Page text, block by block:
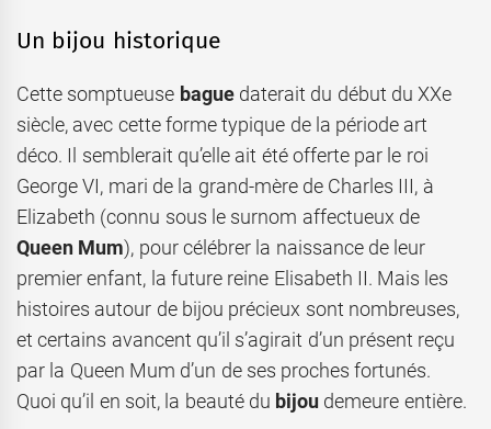
Un bijou historique
Cette somptueuse baguedaterait du début du XXe
siècle, avec cette forme typique de la période art
déco. Il semblerait qu’elle ait été offerte par le roi
George VI, mari de la grand-mère de Charles III, à
Elizabeth (connu sous le surnom affectueux de
Queen Mum), pour célébrer la naissance de leur
premier enfant, la future reine Elisabeth II. Mais les
histoires autour de bijou précieux sont nombreuses,
et certains avancent qu’il s’agirait d’un présent reçu
par la Queen Mum d’un de ses proches fortunés.
Quoi qu’il en soit, la beauté du bijou demeure entière.